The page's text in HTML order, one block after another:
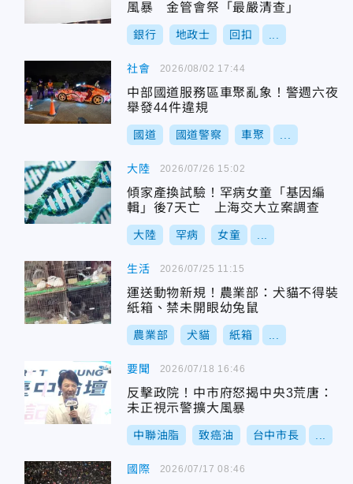
風暴 金管會祭「最嚴清查」
銀行 地政士 回扣
社會
中部國道服務區車聚亂象！警週六夜
舉發44件違規
國道 國道警察 車聚
2026/08/02 17:44
大陸
傾家產換試驗！罕病女童「基因編
輯」後7天亡 上海交大立案調查
大陸 罕病 女童
2026/07/26 15:02
生活
運送動物新規！農業部：犬貓不得裝
紙箱、禁未開眼幼兔鼠
農業部 犬貓 紙箱
2026/07/25 11:15
要聞
反擊政院！中市府怒揭中央3荒唐：
未正視示警擴大風暴
中聯油脂 致癌油 台中市長
2026/07/18 16:46
國際 2026/07/17 08:46